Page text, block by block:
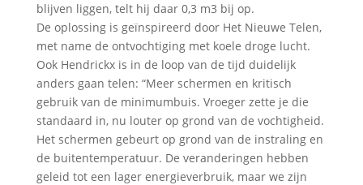
blijven liggen, telt hij daar 0,3 m3 bij op.
De oplossing is geïnspireerd door Het Nieuwe Telen,
met name de ontvochtiging met koele droge lucht.
Ook Hendrickx is in de loop van de tijd duidelijk
anders gaan telen: “Meer schermen en kritisch
gebruik van de minimumbuis. Vroeger zette je die
standaard in, nu louter op grond van de vochtigheid.
Het schermen gebeurt op grond van de instraling en
de buitentemperatuur. De veranderingen hebben
geleid tot een lager energieverbruik, maar we zijn